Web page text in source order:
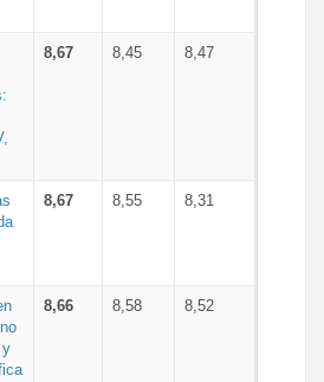
8,67 8,45 8,47
8,67 8,55 8,31
y
8,66 8,58 8,52